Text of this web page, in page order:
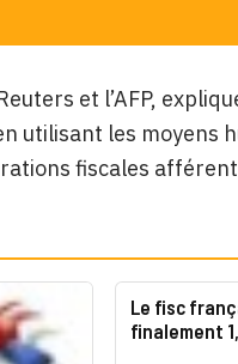
et l’AFP,
utilisant les moyens
fiscales
Le fisc
finalement